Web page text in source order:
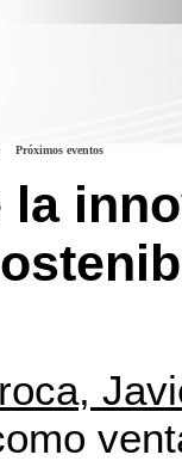
Próximos eventos
la